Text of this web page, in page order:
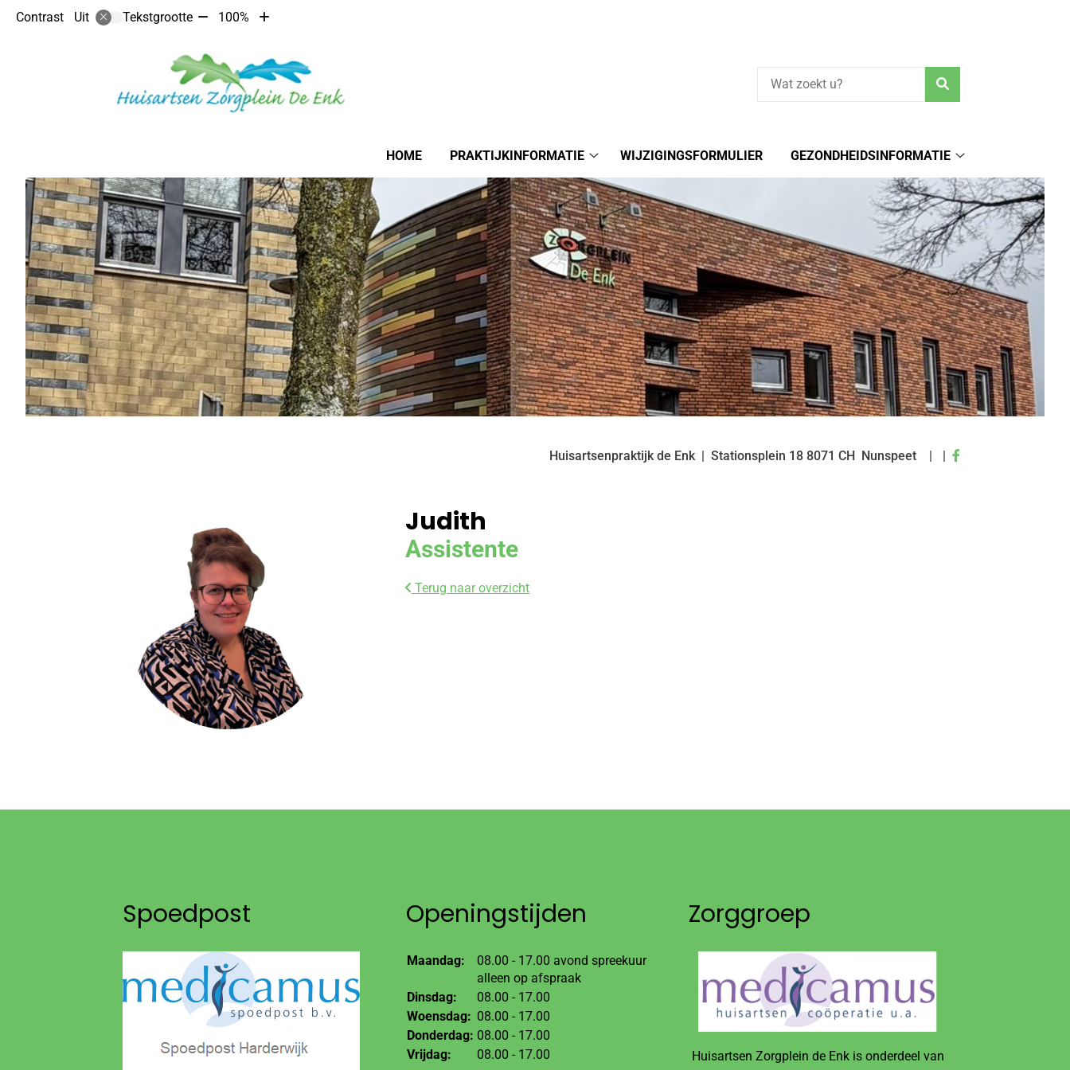
Contrast Uit Tekstgrootte Tekst
met
10%
100%
Tekst
10%
HOME
PRAKTIJKINFORMATIE
submenu
WIJZIGINGSFORMULIER
GEZONDHEIDSINFORMATIE
submenu
Huisartsenpraktijk de Enk Stationsplein 18 8071 CH Nunspeet
Judith
Assistente
Terug naar overzicht
Spoedpost Openingstijden
Maandag:
08.00 - 17.00 avond spreekuur
alleen op afspraak
Dinsdag:
08.00 - 17.00
Woensdag: 08.00 - 17.00
Donderdag: 08.00 - 17.00
Vrijdag:
08.00 - 17.00
Zorggroep
Huisartsen Zorgplein de Enk is onderdeel van